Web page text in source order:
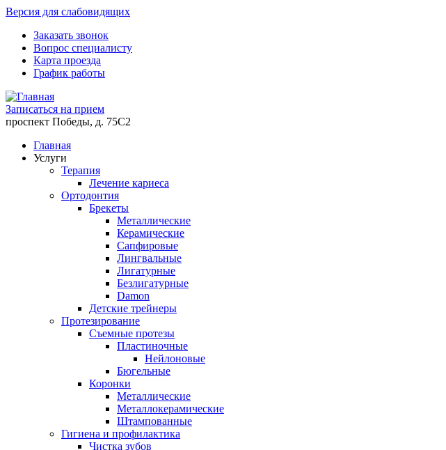
Версия для слабовидящих
Заказать звонок
Вопрос специалисту
Карта проезда
График работы
Записаться на прием
проспект Победы, д. 75C2
Главная
Услуги
Терапия
Лечение кариеса
Ортодонтия
Брекеты
Металлические
Керамические
Cапфировые
Лингвальные
Лигатурные
Безлигатурные
Damon
Детские трейнеры
Протезирование
Съемные протезы
Пластиночные
Нейлоновые
Бюгельные
Коронки
Металлические
Металлокерамические
Штампованные
Гигиена и профилактика
Чистка зубов